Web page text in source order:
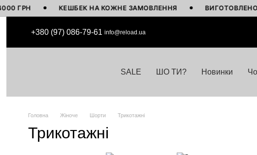
КЕШБЕК НА КОЖНЕ ЗАМОВЛЕННЯ ВИГОТОВЛЕНО В
+380 (97) 086-79-61 info@reload.ua
SALE ШО ТИ? Новинки
Головна Жіноче Шорти Трикотажні
Трикотажні